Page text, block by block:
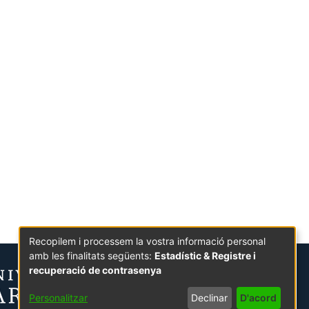
Recopilem i processem la vostra informació personal
amb les finalitats següents: Estadístic & Registre i
recuperació de contrasenya
Personalitzar Declinar D'acord